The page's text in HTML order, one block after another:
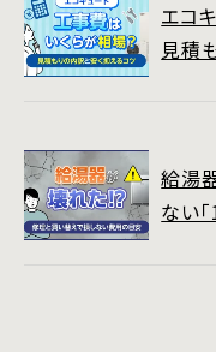
エコ
見積
給湯
ない